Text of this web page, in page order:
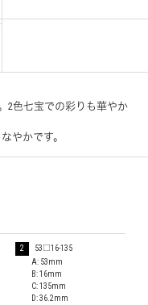
2色七宝での彩りも華やか
やかです。
2
53□16-135
A: 53mm
B: 16mm
C: 135mm
D: 36.2mm